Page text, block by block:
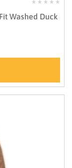
Washed Duck